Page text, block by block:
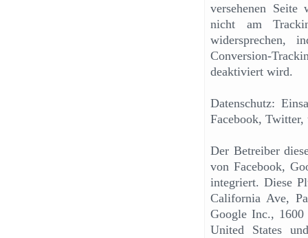
versehenen Seite
nicht am
widersprechen,
Conversion-
deaktiviert wird.
Datenschutz:
Facebook, Twitter,
Der Betreiber
von Facebook,
integriert. Diese
California Ave,
Google Inc.,
United States